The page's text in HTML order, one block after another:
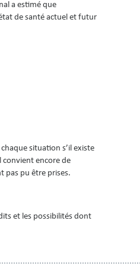
a estimé que
de santé actuel et futur
situation s’il existe
convient encore de
pas pu être prises.
et les possibilités dont